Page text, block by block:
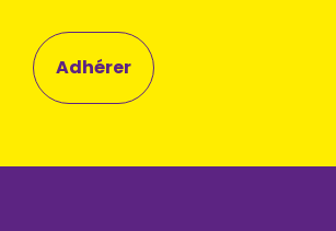
Adhérer